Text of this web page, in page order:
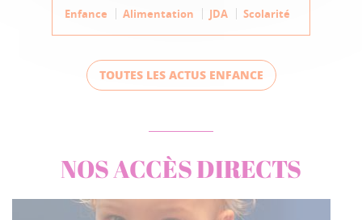
Enfance Alimentation JDA Scolarité
TOUTES LES ACTUS ENFANCE
NOS ACCÈS DIRECTS